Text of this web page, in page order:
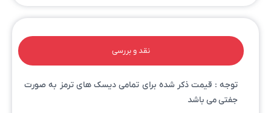
نقد و بررسی
توجه : قیمت ذکر شده برای تمامی دیسک های ترمز به صورت
جفتی می باشد